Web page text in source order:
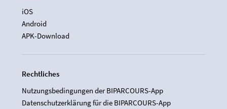
iOS
Android
APK-Download
Rechtliches
Nutzungsbedingungen der BIPARCOURS-App
Datenschutzerklärung für die BIPARCOURS-App